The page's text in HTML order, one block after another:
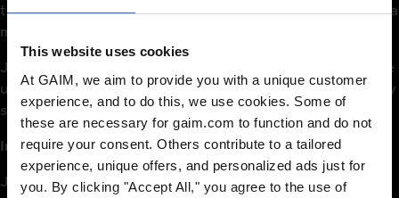
This website uses cookies
At GAIM, we aim to provide you with a unique customer
experience, and to do this, we use cookies. Some of
these are necessary for gaim.com to function and do not
require your consent. Others contribute to a tailored
experience, unique offers, and personalized ads just for
you. By clicking "Accept All," you agree to the use of
tiro con rifle, particularmente la técnica de sostener con la
mano trasera en lugar de la delantera”.
Johannes terminaría ganando la Academia Aimpoint. “Fue
una gran experiencia que me enseñó mucho sobre el tiro y
sobre mí mismo”.
Integrando Tecnología con Tradición
Johannes ha adoptado la tecnología moderna para